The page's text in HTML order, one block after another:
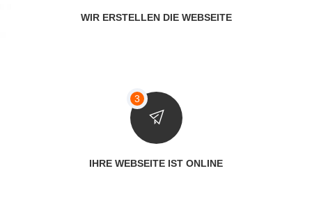
WIR ERSTELLEN DIE WEBSEITE
IHRE WEBSEITE IST ONLINE